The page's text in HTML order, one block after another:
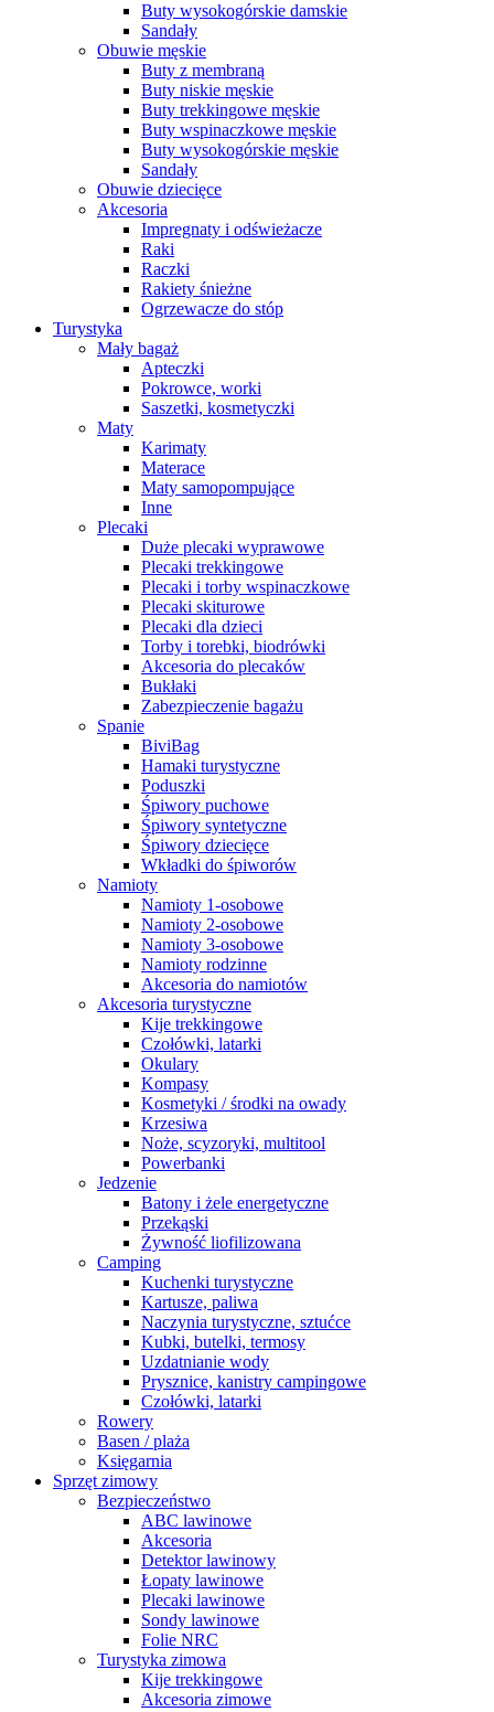
Buty wysokogórskie damskie
Sandały
Obuwie męskie
Buty z membraną
Buty niskie męskie
Buty trekkingowe męskie
Buty wspinaczkowe męskie
Buty wysokogórskie męskie
Sandały
Obuwie dziecięce
Akcesoria
Impregnaty i odświeżacze
Raki
Raczki
Rakiety śnieżne
Ogrzewacze do stóp
Turystyka
Mały bagaż
Apteczki
Pokrowce, worki
Saszetki, kosmetyczki
Maty
Karimaty
Materace
Maty samopompujące
Inne
Plecaki
Duże plecaki wyprawowe
Plecaki trekkingowe
Plecaki i torby wspinaczkowe
Plecaki skiturowe
Plecaki dla dzieci
Torby i torebki, biodrówki
Akcesoria do plecaków
Bukłaki
Zabezpieczenie bagażu
Spanie
BiviBag
Hamaki turystyczne
Poduszki
Śpiwory puchowe
Śpiwory syntetyczne
Śpiwory dziecięce
Wkładki do śpiworów
Namioty
Namioty 1-osobowe
Namioty 2-osobowe
Namioty 3-osobowe
Namioty rodzinne
Akcesoria do namiotów
Akcesoria turystyczne
Kije trekkingowe
Czołówki, latarki
Okulary
Kompasy
Kosmetyki / środki na owady
Krzesiwa
Noże, scyzoryki, multitool
Powerbanki
Jedzenie
Batony i żele energetyczne
Przekąski
Żywność liofilizowana
Camping
Kuchenki turystyczne
Kartusze, paliwa
Naczynia turystyczne, sztućce
Kubki, butelki, termosy
Uzdatnianie wody
Prysznice, kanistry campingowe
Czołówki, latarki
Rowery
Basen / plaża
Księgarnia
Sprzęt zimowy
Bezpieczeństwo
ABC lawinowe
Akcesoria
Detektor lawinowy
Łopaty lawinowe
Plecaki lawinowe
Sondy lawinowe
Folie NRC
Turystyka zimowa
Kije trekkingowe
Akcesoria zimowe